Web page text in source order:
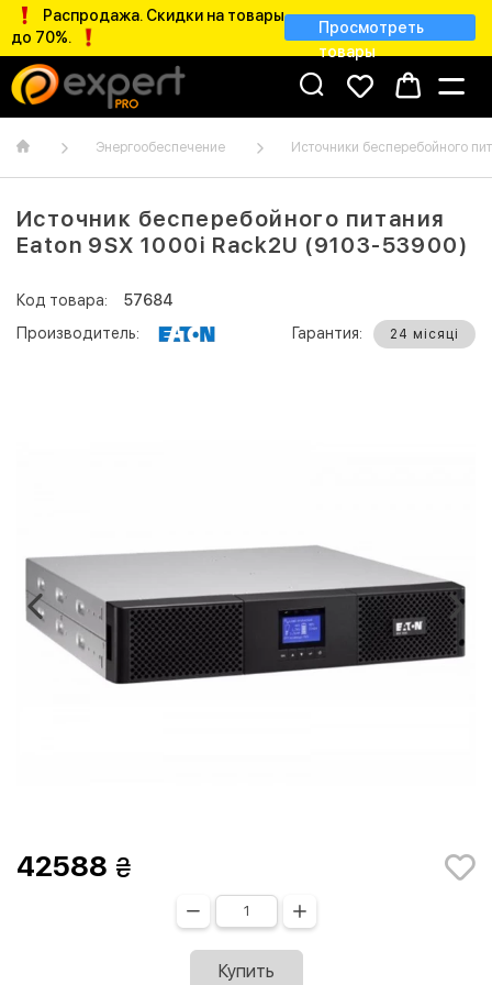
Распродажа. Скидки на товары
до 70%.
Просмотреть
товары
Энергообеспечение Источники бесперебойного
Источник бесперебойного питания
Eaton 9SX 1000i Rack2U (9103-53900)
Код товара:
57684
Производитель:
Гарантия: 24 місяці
42588
Купить